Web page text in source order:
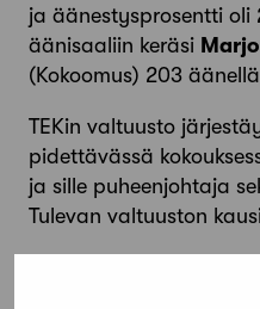
ja äänestysprosentti oli
äänisaaliin keräsi
(Kokoomus) 203
TEKin valtuusto
pidettävässä
ja sille puheenjohtaja
Tulevan valtuuston